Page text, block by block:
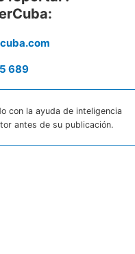
689
con la ayuda de inteligencia
antes de su publicación.